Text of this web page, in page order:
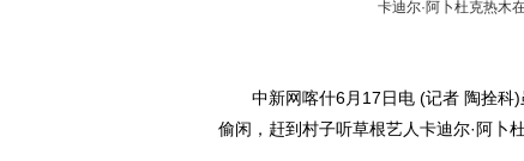
卡迪尔·阿卜杜克热木
中新网喀什6月17日电 (记者 陶拴科)
偷闲，赶到村子听草根艺人卡迪尔·阿卜